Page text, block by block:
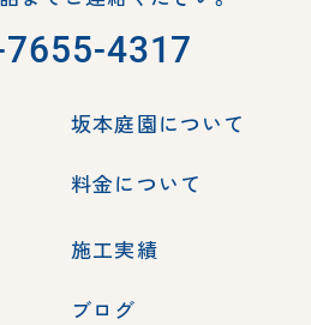
4317
坂本庭園について
料金について
施工実績
ブログ